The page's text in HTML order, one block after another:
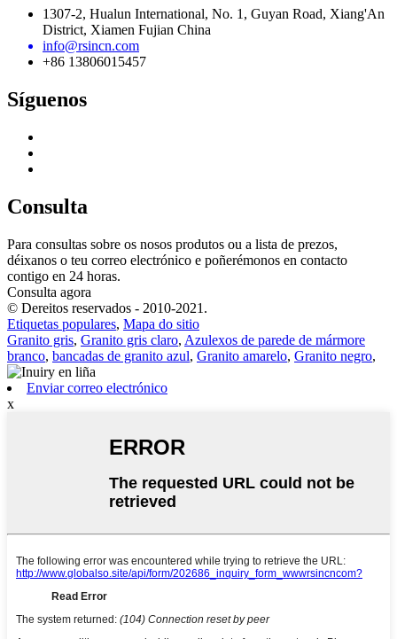
1307-2, Hualun International, No. 1, Guyan Road, Xiang'An
District, Xiamen Fujian China
info@rsincn.com
+86 13806015457
Síguenos
Consulta
Para consultas sobre os nosos produtos ou a lista de prezos,
déixanos o teu correo electrónico e poñerémonos en contacto
contigo en 24 horas.
Consulta agora
© Dereitos reservados - 2010-2021.
Etiquetas populares, Mapa do sitio
Granito gris, Granito gris claro, Azulexos de parede de mármore
branco, bancadas de granito azul, Granito amarelo, Granito negro,
Enviar correo electrónico
x